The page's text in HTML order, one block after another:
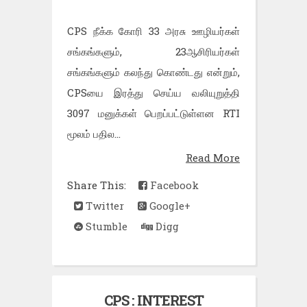
CPS நீக்க கோரி 33 அரசு ஊழியர்கள்
சங்கங்களும், 23ஆசிரியர்கள்
சங்கங்களும் கலந்து கொண்டது என்றும்,
CPSயை இரத்து செய்ய வலியுறுத்தி
3097 மனுக்கள் பெறப்பட்டுள்ளன RTI
மூலம் பதில...
Read More
Share This:
Facebook
Twitter
Google+
Stumble
Digg
CPS : INTEREST